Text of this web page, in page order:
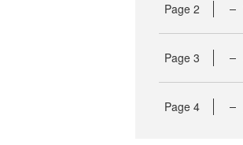
Page 2
Page 3
Page 4